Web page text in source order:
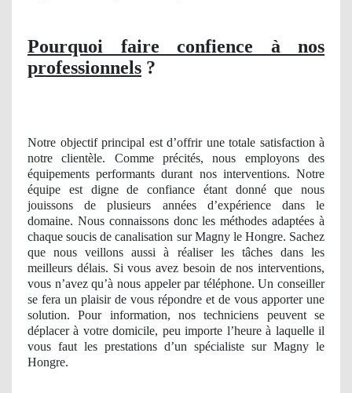
Pourquoi faire confience à nos
professionnels ?
Notre objectif principal est d’offrir une totale satisfaction à
notre clientèle. Comme précités, nous employons des
équipements performants durant nos interventions. Notre
équipe est digne de confiance étant donné que nous
jouissons de plusieurs années d’expérience dans le
domaine. Nous connaissons donc les méthodes adaptées à
chaque soucis de canalisation sur Magny le Hongre. Sachez
que nous veillons aussi à réaliser les tâches dans les
meilleurs délais. Si vous avez besoin de nos interventions,
vous n’avez qu’à nous appeler par téléphone. Un conseiller
se fera un plaisir de vous répondre et de vous apporter une
solution. Pour information, nos techniciens peuvent se
déplacer à votre domicile, peu importe l’heure à laquelle il
vous faut les prestations d’un spécialiste sur Magny le
Hongre.